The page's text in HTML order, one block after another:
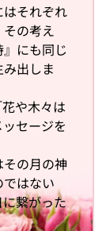
それぞれ
の考え
にも同じ
出しま
や木々は
セージを
の月の神
はない
繋がった